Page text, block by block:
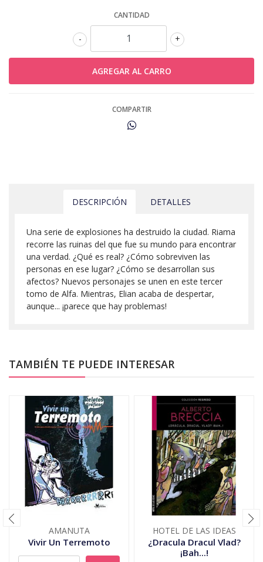
CANTIDAD
+
-
COMPARTIR
DESCRIPCIÓN DETALLES
Una serie de explosiones ha destruido la ciudad. Riama
recorre las ruinas del que fue su mundo para encontrar
una verdad. ¿Qué es real? ¿Cómo sobreviven las
personas en ese lugar? ¿Cómo se desarrollan sus
afectos? Nuevos personajes se unen en este tercer
tomo de Alfa. Mientras, Elian acaba de despertar,
aunque... ¡parece que hay problemas!
TAMBIÉN TE PUEDE INTERESAR
AMANUTA
Vivir Un Terremoto
HOTEL DE LAS IDEAS
¿Dracula Dracul Vlad?
¡Bah...!